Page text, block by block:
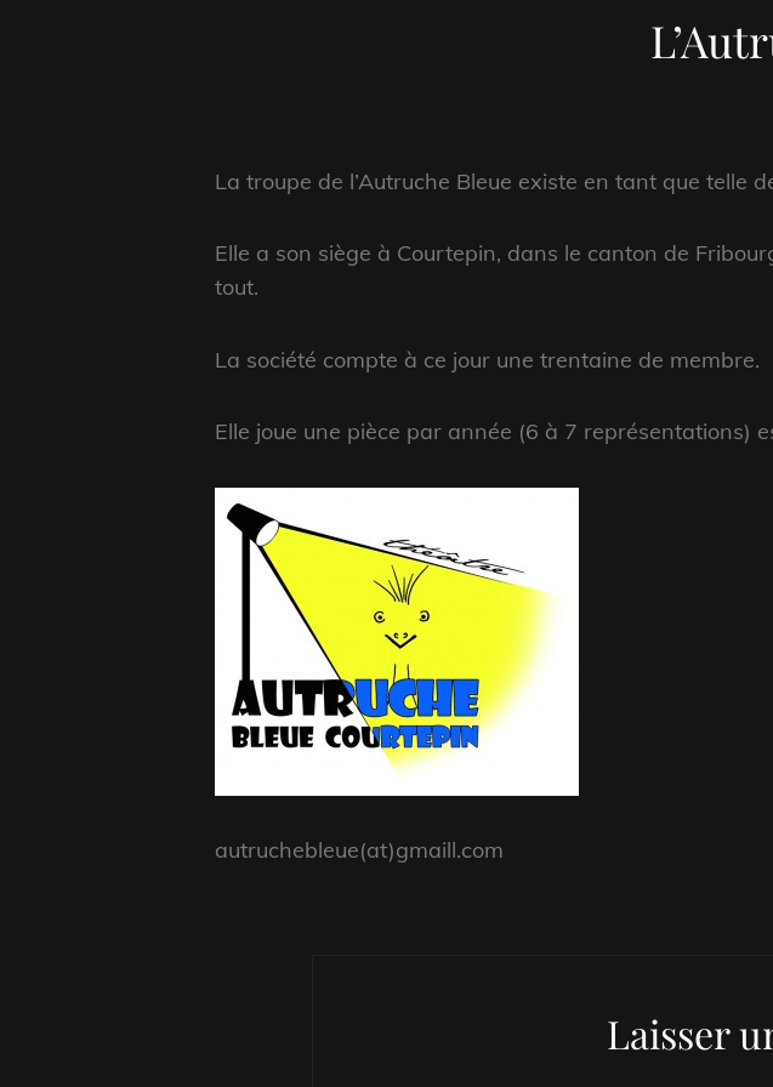
La troupe de l’Autruche Bleue existe en tant que telle
Elle a son siège à Courtepin, dans le canton de
tout.
La société compte à ce jour une trentaine de membre.
Elle joue une pièce par année (6 à 7 représentations)
autruchebleue(at)gmaill.com
Laisser